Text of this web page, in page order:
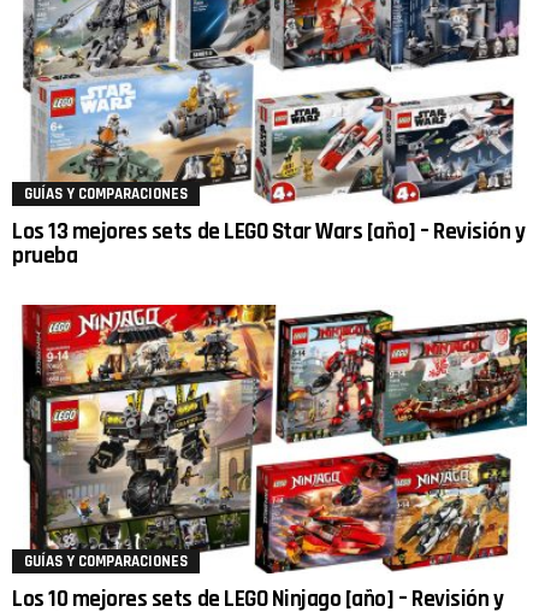
GUÍAS Y COMPARACIONES
Los 13 mejores sets de LEGO Star Wars [año] – Revisión y
prueba
GUÍAS Y COMPARACIONES
Los 10 mejores sets de LEGO Ninjago [año] – Revisión y